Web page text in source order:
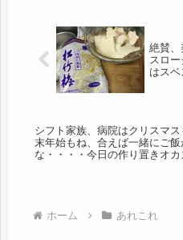
絶賛、
スロ
はスベ
シフト家族、病院はクリスマス
末年始もね、合えば一緒にご飯
な・・・・今日の作り置きオカ
ホーム あれこれ